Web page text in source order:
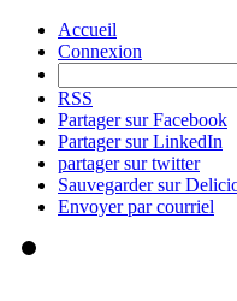
Accueil
Connexion
RSS
Partager sur Facebook
Partager sur LinkedIn
partager sur twitter
Sauvegarder sur
Envoyer par courriel